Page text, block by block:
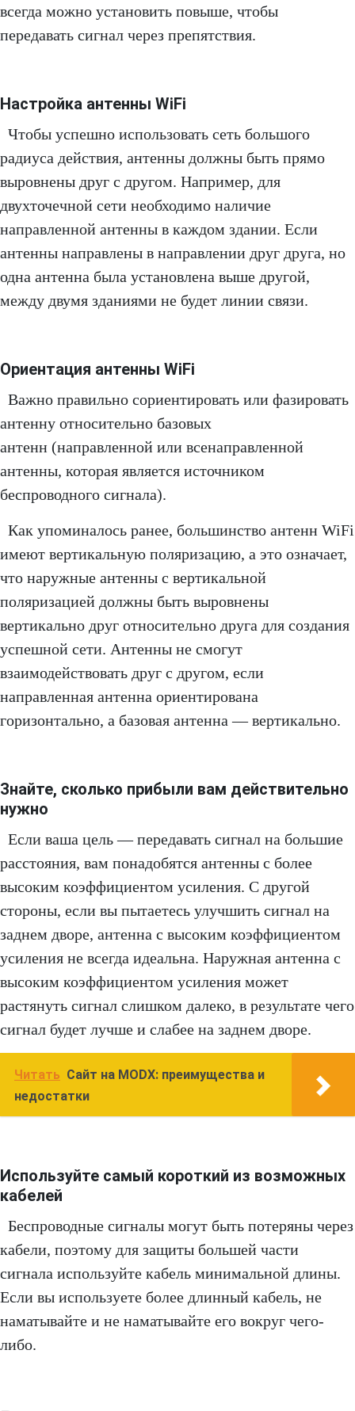
всегда можно установить повыше, чтобы
передавать сигнал через препятствия.
Настройка антенны WiFi
Чтобы успешно использовать сеть большого
радиуса действия, антенны должны быть прямо
выровнены друг с другом. Например, для
двухточечной сети необходимо наличие
направленной антенны в каждом здании. Если
антенны направлены в направлении друг друга, но
одна антенна была установлена ​​выше другой,
между двумя зданиями не будет линии связи.
Ориентация антенны WiFi
Важно правильно сориентировать или фазировать
антенну относительно базовых
антенн (направленной или всенаправленной
антенны, которая является источником
беспроводного сигнала).
Как упоминалось ранее, большинство антенн WiFi
имеют вертикальную поляризацию, а это означает,
что наружные антенны с вертикальной
поляризацией должны быть выровнены
вертикально друг относительно друга для создания
успешной сети. Антенны не смогут
взаимодействовать друг с другом, если
направленная антенна ориентирована
горизонтально, а базовая антенна — вертикально.
Знайте, сколько прибыли вам действительно
нужно
Если ваша цель — передавать сигнал на большие
расстояния, вам понадобятся антенны с более
высоким коэффициентом усиления. С другой
стороны, если вы пытаетесь улучшить сигнал на
заднем дворе, антенна с высоким коэффициентом
усиления не всегда идеальна. Наружная антенна с
высоким коэффициентом усиления может
растянуть сигнал слишком далеко, в результате чего
сигнал будет лучше и слабее на заднем дворе.
Читать Сайт на MODX: преимущества и
недостатки
Используйте самый короткий из возможных
кабелей
Беспроводные сигналы могут быть потеряны через
кабели, поэтому для защиты большей части
сигнала используйте кабель минимальной длины.
Если вы используете более длинный кабель, не
наматывайте и не наматывайте его вокруг чего-
либо.